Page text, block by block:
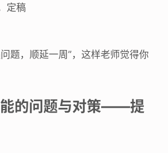
定稿
题，顺延一周”，这样老师觉得你
的问题与对策——提